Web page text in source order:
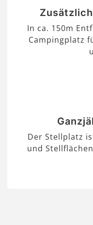
In ca. 150m
Campingplatz
Der Stellplatz
und